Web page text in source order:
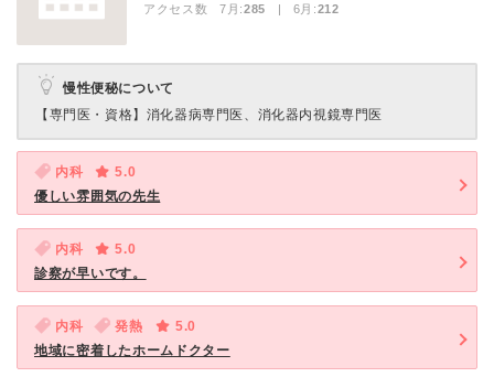
アクセス数 7月:285 | 6月:212
慢性便秘について
【専門医・資格】 消化器病専門医、消化器内視鏡専門医
内科
5.0
優しい雰囲気の先生
内科
5.0
診察が早いです。
内科 発熱
5.0
地域に密着したホームドクター